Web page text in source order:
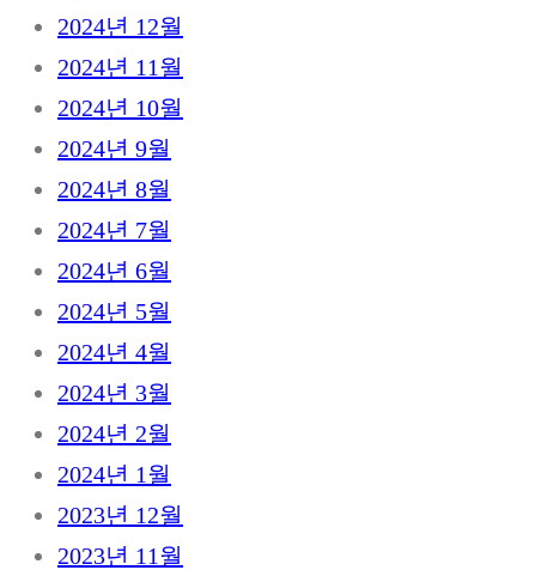
2024년 12월
2024년 11월
2024년 10월
2024년 9월
2024년 8월
2024년 7월
2024년 6월
2024년 5월
2024년 4월
2024년 3월
2024년 2월
2024년 1월
2023년 12월
2023년 11월